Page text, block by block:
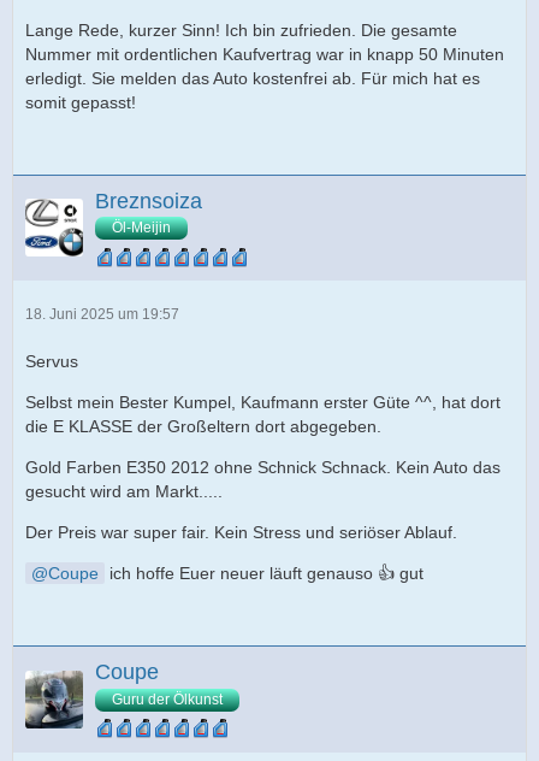
Lange Rede, kurzer Sinn! Ich bin zufrieden. Die gesamte
Nummer mit ordentlichen Kaufvertrag war in knapp 50 Minuten
erledigt. Sie melden das Auto kostenfrei ab. Für mich hat es
somit gepasst!
Breznsoiza
Öl-Meijin
18. Juni 2025 um 19:57
Servus
Selbst mein Bester Kumpel, Kaufmann erster Güte ^^, hat dort
die E KLASSE der Großeltern dort abgegeben.
Gold Farben E350 2012 ohne Schnick Schnack. Kein Auto das
gesucht wird am Markt.....
Der Preis war super fair. Kein Stress und seriöser Ablauf.
Coupe ich hoffe Euer neuer läuft genauso 👍 gut
Coupe
Guru der Ölkunst